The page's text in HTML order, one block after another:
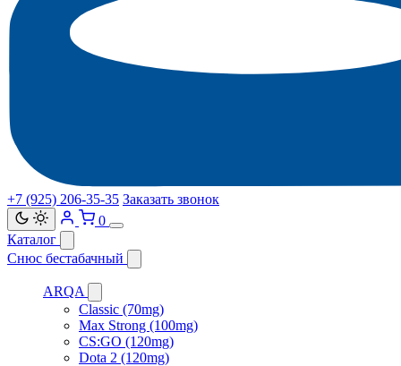
+7 (925) 206‑35‑35 Заказать звонок
0
Каталог
Снюс бестабачный
ARQA
Classic (70mg)
Max Strong (100mg)
CS:GO (120mg)
Dota 2 (120mg)